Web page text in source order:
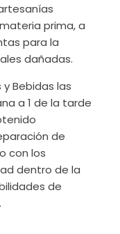
prima, a
para la
dañadas.
Bebidas las
a 1 de la tarde
de
con los
dentro de la
de